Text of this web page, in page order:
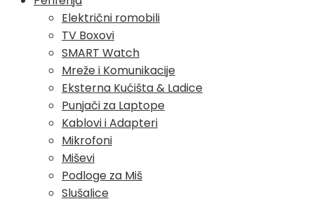
Električni romobili
TV Boxovi
SMART Watch
Mreže i Komunikacije
Eksterna Kućišta & Ladice
Punjači za Laptope
Kablovi i Adapteri
Mikrofoni
Miševi
Podloge za Miš
Slušalice